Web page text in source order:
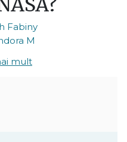
Fabiny
M
mult